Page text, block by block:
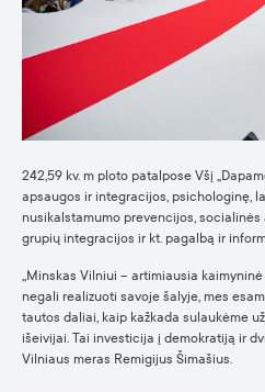
242,59 kv. m ploto patalpose Všį
apsaugos ir integracijos, psichologinę,
nusikalstamumo prevencijos,
grupių integracijos ir kt. pagalbą ir
„Minskas Vilniui – artimiausia
negali realizuoti savoje šalyje, mes
tautos daliai, kaip kažkada sulaukėme
išeivijai. Tai investicija į demokratiją ir
Vilniaus meras Remigijus Šimašius.